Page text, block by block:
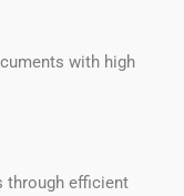
with high
through efficient